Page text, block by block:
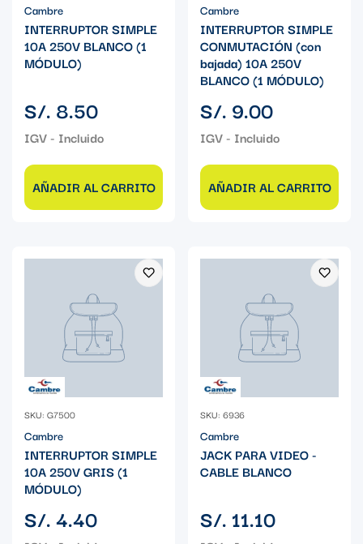
Cambre
INTERRUPTOR SIMPLE
10A 250V BLANCO (1
MÓDULO)
Precio
regular
S/. 8.50
AÑADIR AL CARRITO
Cambre
INTERRUPTOR SIMPLE
CONMUTACIÓN (con
bajada) 10A 250V
BLANCO (1 MÓDULO)
Precio
regular
S/. 9.00
AÑADIR AL CARRITO
SKU: G7500
Cambre
INTERRUPTOR SIMPLE
10A 250V GRIS (1
MÓDULO)
Precio
regular
S/. 4.40
SKU: 6936
Cambre
JACK PARA VIDEO -
CABLE BLANCO
Precio
regular
S/. 11.10